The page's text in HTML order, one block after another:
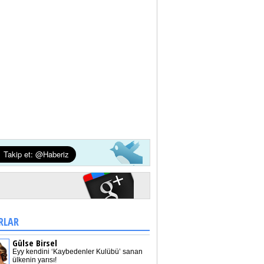
Gülse Birsel
Eyy kendini ‘Kaybedenler Kulübü’ sanan
ülkenin yarısı!